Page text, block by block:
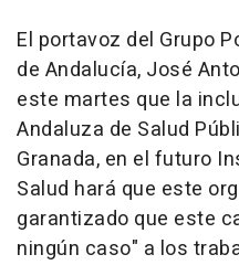
El portavoz del Grupo
de Andalucía, José
este martes que la
Andaluza de Salud
Granada, en el futuro
Salud hará que este
garantizado que este
ningún caso" a los